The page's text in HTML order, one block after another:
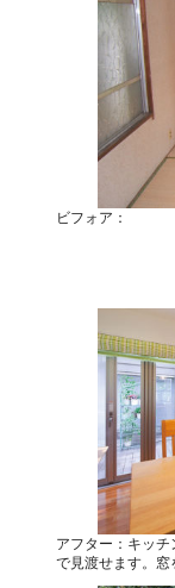
ビフォア：
アフター：キッ
で見渡せます。窓